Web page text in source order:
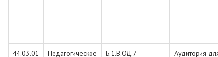
44.03.01
Педагогическое
Б.1.В.ОД.7
Аудитория